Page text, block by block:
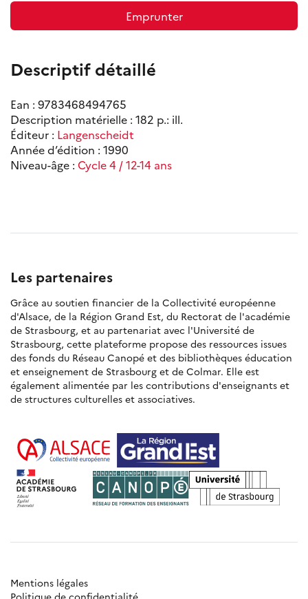
Emprunter
Descriptif détaillé
Ean : 9783468494765
Description matérielle : 182 p.: ill.
Éditeur : Langenscheidt
Année d’édition : 1990
Niveau-âge : Cycle 4 / 12-14 ans
Les partenaires
Grâce au soutien financier de la Collectivité européenne
d'Alsace, de la Région Grand Est, du Rectorat de l'académie
de Strasbourg, et au partenariat avec l'Université de
Strasbourg, cette plateforme propose des ressources issues
des fonds du Réseau Canopé et des bibliothèques éducation
et enseignement de Strasbourg et de Colmar. Elle est
également alimentée par les contributions d'enseignants et
de structures culturelles et associatives.
Mentions légales
Politique de confidentialité